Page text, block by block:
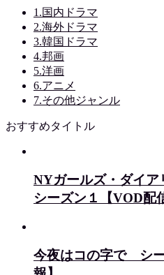
1.国内ドラマ
2.海外ドラマ
3.韓国ドラマ
4.邦画
5.洋画
6.アニメ
7.その他ジャンル
おすすめタイトル
NYガールズ・ダイア
シーズン１【VOD配
今夜はコの字で シ